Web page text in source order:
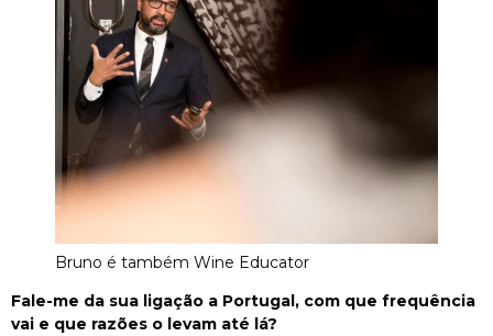
Bruno é também Wine Educator
Fale-me da sua ligação a Portugal, com que frequência
vai e que razões o levam até lá?